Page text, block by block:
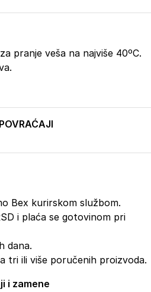
pranje veša na najviše 40ºC.
Bex kurirskom službom.
i plaća se gotovinom pri
dana.
tri ili više poručenih proizvoda.
i zamene